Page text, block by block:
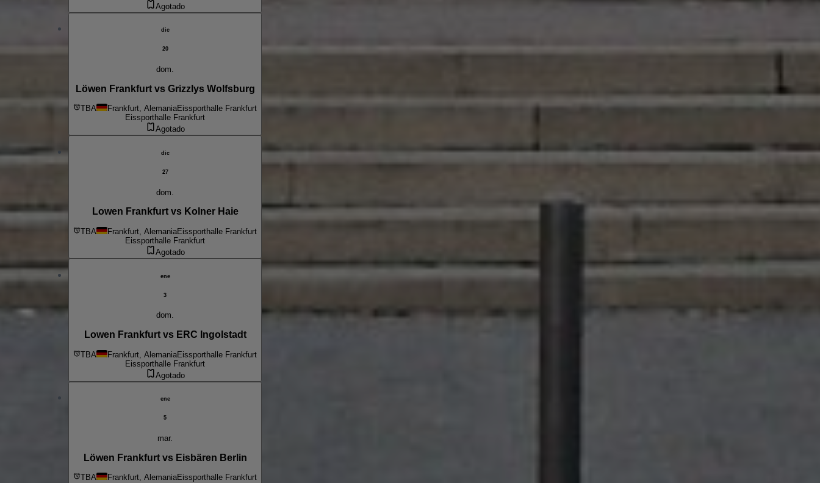
Agotado
dic
20
dom.
Löwen Frankfurt vs Grizzlys Wolfsburg
TBA Frankfurt, AlemaniaEissporthalle Frankfurt
Eissporthalle Frankfurt
Agotado
dic
27
dom.
Lowen Frankfurt vs Kolner Haie
TBA Frankfurt, AlemaniaEissporthalle Frankfurt
Eissporthalle Frankfurt
Agotado
ene
3
dom.
Lowen Frankfurt vs ERC Ingolstadt
TBA Frankfurt, AlemaniaEissporthalle Frankfurt
Eissporthalle Frankfurt
Agotado
ene
5
mar.
Löwen Frankfurt vs Eisbären Berlin
TBA Frankfurt, AlemaniaEissporthalle Frankfurt